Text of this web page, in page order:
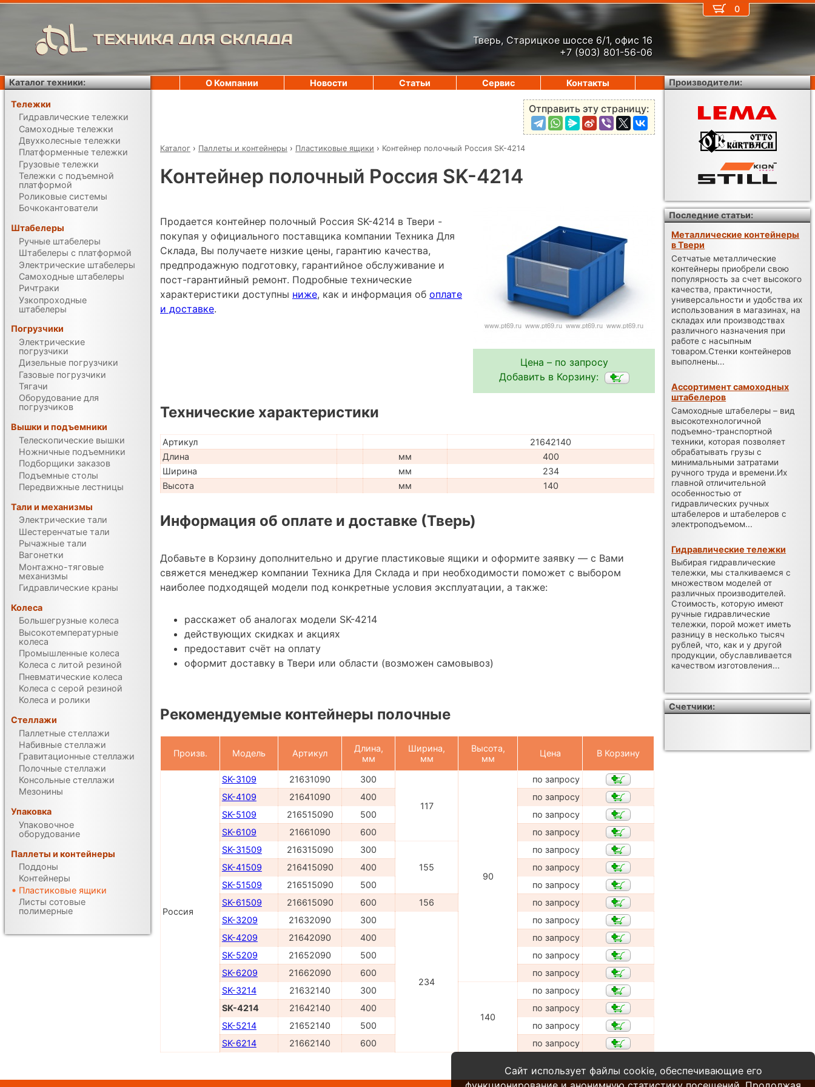
ТЕХНИКА ДЛЯ СКЛАДА
Тверь, Старицкое шоссе 6/1, офис 16
+7 (903) 801-56-06
Отправить эту страницу:
Каталог › Паллеты и контейнеры › Пластиковые ящики › Контейнер полочный Россия SK-4214
Контейнер полочный Россия SK-4214
Цена – по запросу
Добавить в Корзину:
Продается контейнер полочный Россия SK-4214 в Твери -
покупая у официального поставщика компании Техника Для
Склада, Вы получаете низкие цены, гарантию качества,
предпродажную подготовку, гарантийное обслуживание и
пост-гарантийный ремонт. Подробные технические
характеристики доступны ниже, как и информация об оплате
и доставке.
Технические характеристики
Артикул
21642140
Длина
мм
400
Ширина
мм
234
Высота
мм 140
Информация об оплате и доставке (Тверь)
Добавьте в Корзину дополнительно и другие пластиковые ящики и оформите заявку — с Вами
свяжется менеджер компании Техника Для Склада и при необходимости поможет с выбором
наиболее подходящей модели под конкретные условия эксплуатации, а также:
расскажет об аналогах модели SK-4214
действующих скидках и акциях
предоставит счёт на оплату
оформит доставку в Твери или области (возможен самовывоз)
Рекомендуемые контейнеры полочные
Произв. Модель Артикул
Длина,
мм
Ширина,
мм
Высота,
мм
Цена В Корзину
Россия
SK-3109 21631090 300
117
90
по запросу
SK-4109
21641090 400
по запросу
SK-5109
216515090 500
по запросу
SK-6109
21661090 600
по запросу
SK-31509
216315090
300
155
по запросу
SK-41509
216415090 400
по запросу
SK-51509
216515090 500
по запросу
SK-61509
216615090 600 156
по запросу
SK-3209
21632090 300
234
по запросу
SK-4209
21642090 400
по запросу
SK-5209
21652090 500
по запросу
SK-6209
21662090 600
по запросу
SK-3214
21632140 300
140
по запросу
SK-4214
21642140 400
по запросу
SK-5214
21652140 500
по запросу
SK-6214
21662140 600 по запросу
0
О Компании Новости Статьи Сервис Контакты
Каталог техники:
Тележки
Гидравлические тележки
Самоходные тележки
Двухколесные тележки
Платформенные тележки
Грузовые тележки
Тележки с подъемной
платформой
Роликовые системы
Бочкокантователи
Штабелеры
Ручные штабелеры
Штабелеры с платформой
Электрические штабелеры
Самоходные штабелеры
Ричтраки
Узкопроходные
штабелеры
Погрузчики
Электрические
погрузчики
Дизельные погрузчики
Газовые погрузчики
Тягачи
Оборудование для
погрузчиков
Вышки и подъемники
Телескопические вышки
Ножничные подъемники
Подборщики заказов
Подъемные столы
Передвижные лестницы
Тали и механизмы
Электрические тали
Шестеренчатые тали
Рычажные тали
Вагонетки
Монтажно-тяговые
механизмы
Гидравлические краны
Колеса
Большегрузные колеса
Высокотемпературные
колеса
Промышленные колеса
Колеса с литой резиной
Пневматические колеса
Колеса с серой резиной
Колеса и ролики
Стеллажи
Паллетные стеллажи
Набивные стеллажи
Гравитационные стеллажи
Полочные стеллажи
Консольные стеллажи
Мезонины
Упаковка
Упаковочное
оборудование
Паллеты и контейнеры
Поддоны
Контейнеры
Пластиковые ящики
Листы сотовые
полимерные
Производители:
Последние статьи:
Металлические контейнеры
в Твери
Сетчатые металлические
контейнеры приобрели свою
популярность за счет высокого
качества, практичности,
универсальности и удобства их
использования в магазинах, на
складах или производствах
различного назначения при
работе с насыпным
товаром.Стенки контейнеров
выполнены...
Ассортимент самоходных
штабелеров
Самоходные штабелеры – вид
высокотехнологичной
подъемно-транспортной
техники, которая позволяет
обрабатывать грузы с
минимальными затратами
ручного труда и времени.Их
главной отличительной
особенностью от
гидравлических ручных
штабелеров и штабелеров с
электроподъемом...
Гидравлические тележки
Выбирая гидравлические
тележки, мы сталкиваемся с
множеством моделей от
различных производителей.
Стоимость, которую имеют
ручные гидравлические
тележки, порой может иметь
разницу в несколько тысяч
рублей, что, как и у другой
продукции, обуславливается
качеством изготовления...
Счетчики:
Сайт использует файлы cookie, обеспечивающие его